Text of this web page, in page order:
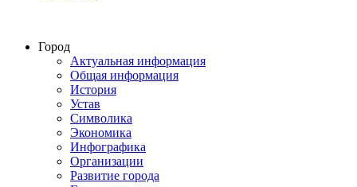
Город
Актуальная информация
Общая информация
История
Устав
Символика
Экономика
Инфографика
Организации
Развитие города